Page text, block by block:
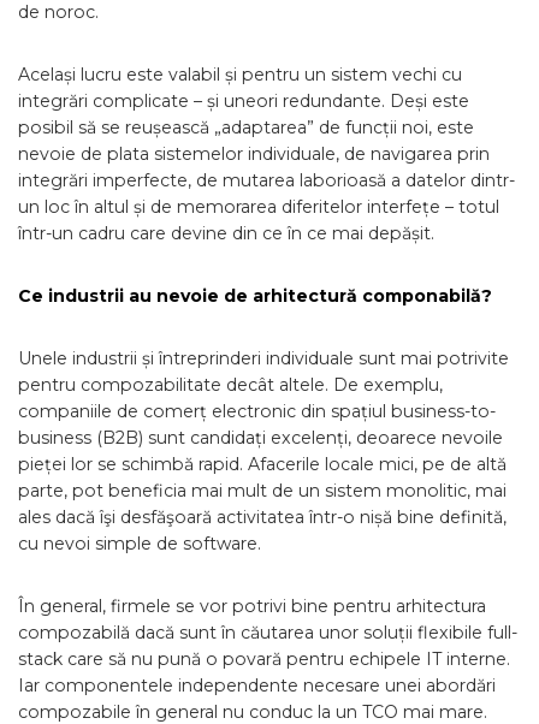
de noroc.
Același lucru este valabil și pentru un sistem vechi cu
integrări complicate – și uneori redundante. Deși este
posibil să se reușească „adaptarea” de funcții noi, este
nevoie de plata sistemelor individuale, de navigarea prin
integrări imperfecte, de mutarea laborioasă a datelor dintr-
un loc în altul și de memorarea diferitelor interfețe – totul
într-un cadru care devine din ce în ce mai depășit.
Ce industrii au nevoie de arhitectură componabilă?
Unele industrii și întreprinderi individuale sunt mai potrivite
pentru compozabilitate decât altele. De exemplu,
companiile de comerț electronic din spațiul business-to-
business (B2B) sunt candidați excelenți, deoarece nevoile
pieței lor se schimbă rapid. Afacerile locale mici, pe de altă
parte, pot beneficia mai mult de un sistem monolitic, mai
ales dacă îşi desfăşoară activitatea într-o nișă bine definită,
cu nevoi simple de software.
În general, firmele se vor potrivi bine pentru arhitectura
compozabilă dacă sunt în căutarea unor soluții flexibile full-
stack care să nu pună o povară pentru echipele IT interne.
Iar componentele independente necesare unei abordări
compozabile în general nu conduc la un TCO mai mare.